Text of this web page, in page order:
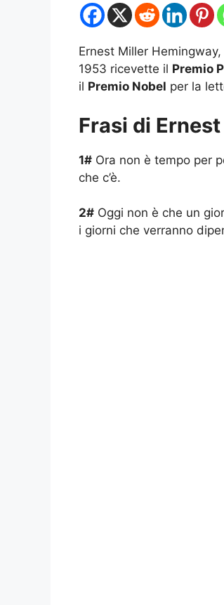
Ernest Miller
1953 ricevette il Premio
il Premio Nobel per la
Frasi di
1# Ora non è tempo per
che c’è.
2# Oggi non è che un
i giorni che verranno